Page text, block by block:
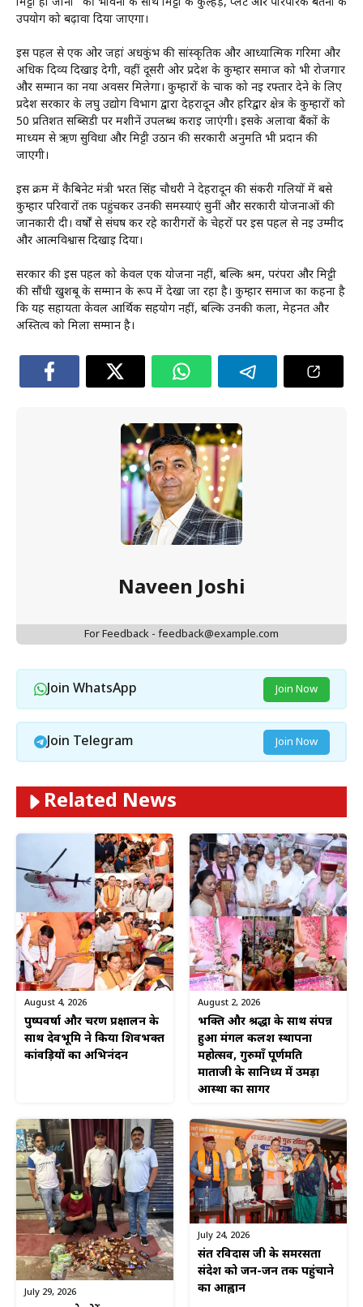
उपयोग को बढ़ावा दिया जाएगा।
इस पहल से एक ओर जहां अर्धकुंभ की सांस्कृतिक और आध्यात्मिक गरिमा और
अधिक दिव्य दिखाई देगी, वहीं दूसरी ओर प्रदेश के कुम्हार समाज को भी रोजगार
और सम्मान का नया अवसर मिलेगा। कुम्हारों के चाक को नई रफ्तार देने के लिए
प्रदेश सरकार के लघु उद्योग विभाग द्वारा देहरादून और हरिद्वार क्षेत्र के कुम्हारों को
50 प्रतिशत सब्सिडी पर मशीनें उपलब्ध कराई जाएंगी। इसके अलावा बैंकों के
माध्यम से ऋण सुविधा और मिट्टी उठान की सरकारी अनुमति भी प्रदान की
जाएगी।
इस क्रम में कैबिनेट मंत्री भरत सिंह चौधरी ने देहरादून की संकरी गलियों में बसे
कुम्हार परिवारों तक पहुंचकर उनकी समस्याएं सुनीं और सरकारी योजनाओं की
जानकारी दी। वर्षों से संघर्ष कर रहे कारीगरों के चेहरों पर इस पहल से नई उम्मीद
और आत्मविश्वास दिखाई दिया।
सरकार की इस पहल को केवल एक योजना नहीं, बल्कि श्रम, परंपरा और मिट्टी
की सौंधी खुशबू के सम्मान के रूप में देखा जा रहा है। कुम्हार समाज का कहना है
कि यह सहायता केवल आर्थिक सहयोग नहीं, बल्कि उनकी कला, मेहनत और
अस्तित्व को मिला सम्मान है।
Naveen Joshi
For Feedback - feedback@example.com
Join WhatsApp Join Now
Join Telegram Join Now
Related News
August 4, 2026
पुष्पवर्षा और चरण प्रक्षालन के
साथ देवभूमि ने किया शिवभक्त
कांवड़ियों का अभिनंदन
August 2, 2026
भक्ति और श्रद्धा के साथ संपन्न
हुआ मंगल कलश स्थापना
महोत्सव, गुरुमाँ पूर्णमति
माताजी के सानिध्य में उमड़ा
आस्था का सागर
July 29, 2026
July 24, 2026
संत रविदास जी के समरसता
संदेश को जन-जन तक पहुंचाने
का आह्वान